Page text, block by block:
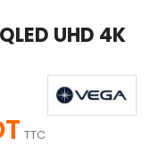
UHD 4K
TTC